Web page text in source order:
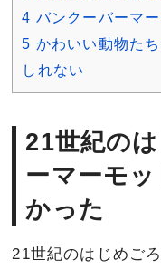
4 バンクーバーマ
5 かわいい動物た
しれない
21世紀の
ーマーモ
かった
21世紀のはじめご